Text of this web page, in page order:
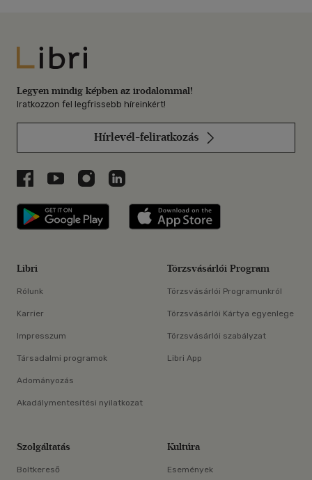
Libri
Legyen mindig képben az irodalommal!
Iratkozzon fel legfrissebb híreinkért!
Hírlevél-feliratkozás
Libri a Facebookon
Libri a Youtube-on
Libri az Instagramon
Libri a LinkedInen
Libri applikáció Szerezd meg: Google
Libri
Rólunk
Karrier
Impresszum
Társadalmi programok
Adományozás
Akadálymentesítési nyilatkozat
Törzsvásárlói Program
Törzsvásárlói Programunkról
Törzsvásárlói Kártya egyenlege
Törzsvásárlói szabályzat
Libri App
Szolgáltatás
Boltkereső
Kultúra
Események